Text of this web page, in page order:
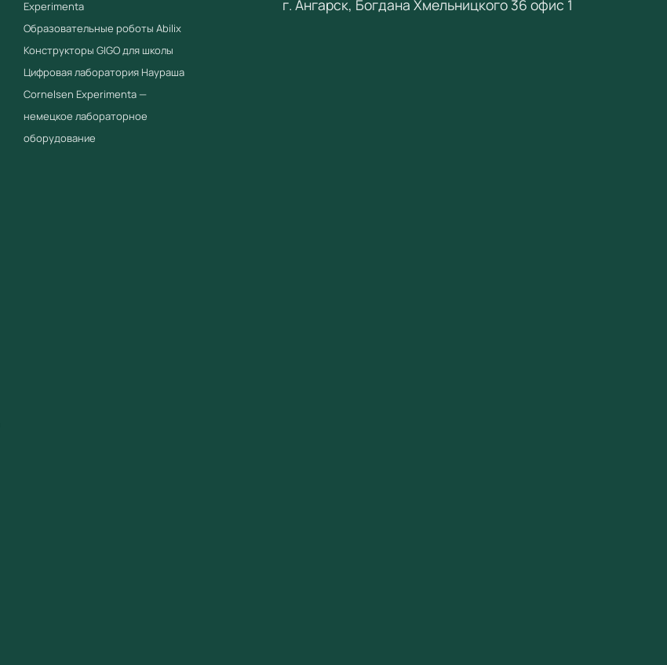
ООО «Учебный Стандарт» — поставщик образовательного
Experimenta
Образовательные роботы Abilix
Конструкторы GIGO для школы
Цифровая лаборатория Наураша
Cornelsen Experimenta —
немецкое лабораторное
оборудование
г. Ангарск, Богдана Хмельницкого 36 офис 1